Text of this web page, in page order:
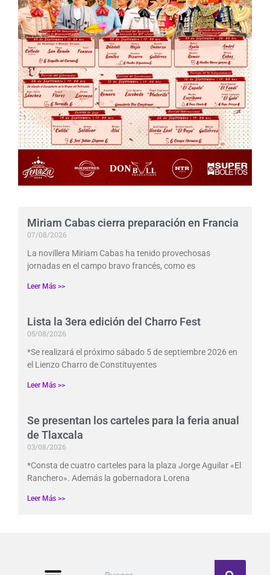
Miriam Cabas cierra preparación en Francia
07/08/2026
La novillera Miriam Cabas ha tenido provechosas
jornadas en el campo bravo francés, como es
Leer Más >>
Lista la 3era edición del Charro Fest
05/08/2026
*Se realizará el próximo sábado 5 de septiembre 2026 en
el Lienzo Charro de Constituyentes
Leer Más >>
Se presentan los carteles para la feria anual
de Tlaxcala
03/08/2026
*Consta de cuatro carteles para la plaza Jorge Aguilar «El
Ranchero». Además la gobernadora Lorena
Leer Más >>